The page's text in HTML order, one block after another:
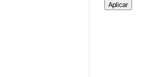
Aplicar